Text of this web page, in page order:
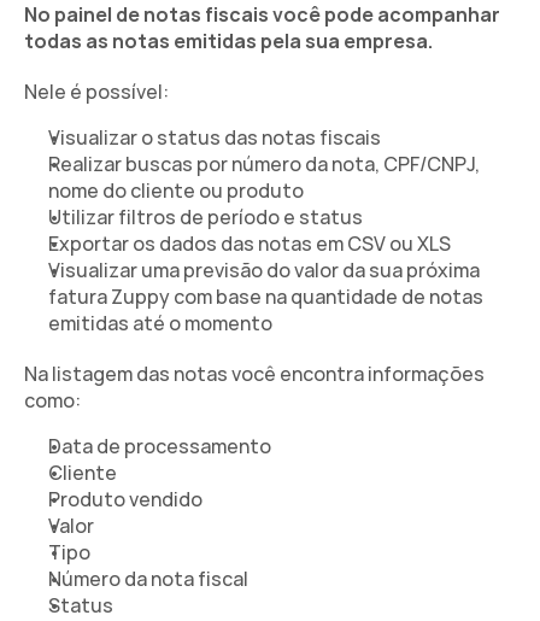
No painel de notas fiscais você pode acompanhar
todas as notas emitidas pela sua empresa.
Nele é possível:
Visualizar o status das notas fiscais
Realizar buscas por número da nota, CPF/CNPJ,
nome do cliente ou produto
Utilizar filtros de período e status
Exportar os dados das notas em CSV ou XLS
Visualizar uma previsão do valor da sua próxima
fatura Zuppy com base na quantidade de notas
emitidas até o momento
Na listagem das notas você encontra informações
como:
Data de processamento
Cliente
Produto vendido
Valor
Tipo
Número da nota fiscal
Status